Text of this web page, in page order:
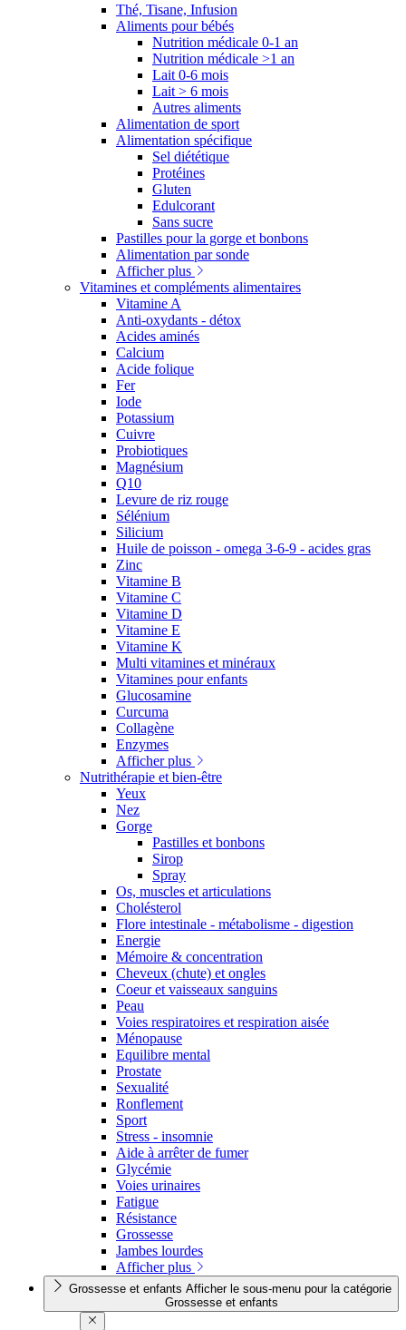
Thé, Tisane, Infusion
Aliments pour bébés
Nutrition médicale 0-1 an
Nutrition médicale >1 an
Lait 0-6 mois
Lait > 6 mois
Autres aliments
Alimentation de sport
Alimentation spécifique
Sel diététique
Protéines
Gluten
Edulcorant
Sans sucre
Pastilles pour la gorge et bonbons
Alimentation par sonde
Afficher plus
Vitamines et compléments alimentaires
Vitamine A
Anti-oxydants - détox
Acides aminés
Calcium
Acide folique
Fer
Iode
Potassium
Cuivre
Probiotiques
Magnésium
Q10
Levure de riz rouge
Sélénium
Silicium
Huile de poisson - omega 3-6-9 - acides gras
Zinc
Vitamine B
Vitamine C
Vitamine D
Vitamine E
Vitamine K
Multi vitamines et minéraux
Vitamines pour enfants
Glucosamine
Curcuma
Collagène
Enzymes
Afficher plus
Nutrithérapie et bien-être
Yeux
Nez
Gorge
Pastilles et bonbons
Sirop
Spray
Os, muscles et articulations
Cholésterol
Flore intestinale - métabolisme - digestion
Energie
Mémoire & concentration
Cheveux (chute) et ongles
Coeur et vaisseaux sanguins
Peau
Voies respiratoires et respiration aisée
Ménopause
Equilibre mental
Prostate
Sexualité
Ronflement
Sport
Stress - insomnie
Aide à arrêter de fumer
Glycémie
Voies urinaires
Fatigue
Résistance
Grossesse
Jambes lourdes
Afficher plus
Grossesse et enfants Afficher le sous-menu pour la catégorie
Grossesse et enfants